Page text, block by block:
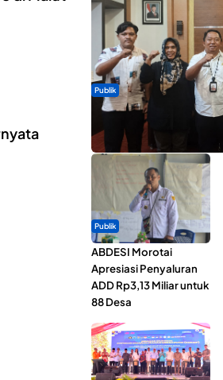
Publik
Dua Talenta Muda
Gita Bahana Nusantara
Publik
ABDESI Morotai
Apresiasi Penyaluran
ADD Rp3,13 Miliar untuk
88 Desa